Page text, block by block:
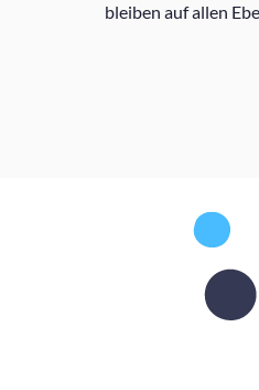
bleiben auf allen